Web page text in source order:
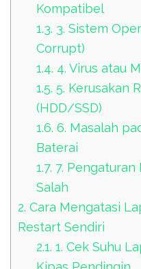
Kompatibel
1.3. 3. Sistem
Corrupt)
1.4. 4. Virus atau
1.5. 5. Kerusakan
(HDD/SSD)
1.6. 6. Masalah
Baterai
1.7. 7. Pengaturan
Salah
2. Cara Mengatasi
Restart Sendiri
2.1. 1. Cek Suhu